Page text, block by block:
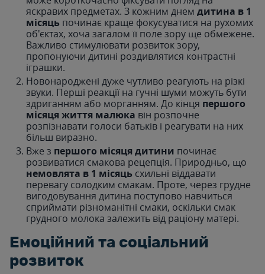
яскравих предметах. З кожним днем дитина в 1
місяць починає краще фокусуватися на рухомих
об'єктах, хоча загалом її поле зору ще обмежене.
Важливо стимулювати розвиток зору,
пропонуючи дитині роздивлятися контрастні
іграшки.
Новонароджені дуже чутливо реагують на різкі
звуки. Перші реакції на гучні шуми можуть бути
здриганням або морганням. До кінця першого
місяця життя малюка він розпочне
розпізнавати голоси батьків і реагувати на них
більш виразно.
Вже з першого місяця дитини починає
розвиватися смакова рецепція. Природньо, що
немовлята в 1 місяць схильні віддавати
перевагу солодким смакам. Проте, через грудне
вигодовування дитина поступово навчиться
сприймати різноманітні смаки, оскільки смак
грудного молока залежить від раціону матері.
Емоційний та соціальний
розвиток